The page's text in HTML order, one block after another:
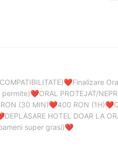
❤️Finalizare
permite)❤️ORAL PROTEJAT/
(30 MIN)❤️400 RON (1H)❤️
DEPLASARE HOTEL DOAR LA
super grasi)❤️